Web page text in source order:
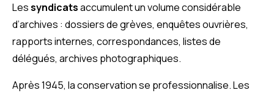
Lessyndicatsaccumulent un volume considérable
d’archives : dossiers de grèves, enquêtes ouvrières,
rapports internes, correspondances, listes de
délégués, archives photographiques.
Après 1945, la conservation se professionnalise. Les